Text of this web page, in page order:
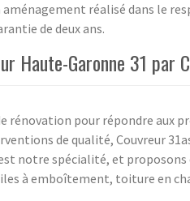
réalisé dans le
de deux ans.
Haute-Garonne 31 par
rénovation pour répondre aux
de qualité, Couvreur
notre spécialité, et proposons
à emboîtement, toiture en